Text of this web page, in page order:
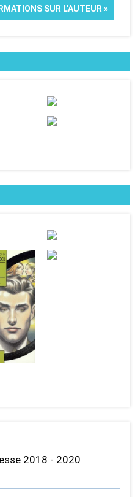
SUR L'AUTEUR »
2018 - 2020